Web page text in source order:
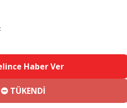
Haber Ver
TÜKENDİ